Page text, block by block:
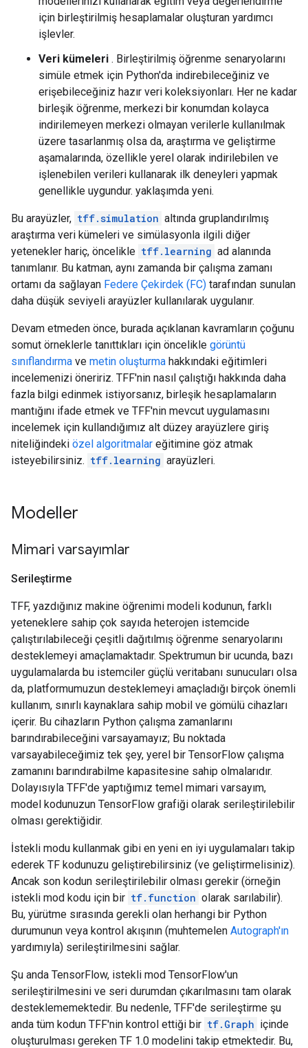
için birleştirilmiş hesaplamalar oluşturan yardımcı
işlevler.
Veri kümeleri . Birleştirilmiş öğrenme senaryolarını
simüle etmek için Python'da indirebileceğiniz ve
erişebileceğiniz hazır veri koleksiyonları. Her ne kadar
birleşik öğrenme, merkezi bir konumdan kolayca
indirilemeyen merkezi olmayan verilerle kullanılmak
üzere tasarlanmış olsa da, araştırma ve geliştirme
aşamalarında, özellikle yerel olarak indirilebilen ve
işlenebilen verileri kullanarak ilk deneyleri yapmak
genellikle uygundur. yaklaşımda yeni.
Bu arayüzler, tff.simulation altında gruplandırılmış
araştırma veri kümeleri ve simülasyonla ilgili diğer
yetenekler hariç, öncelikle tff.learning ad alanında
tanımlanır. Bu katman, aynı zamanda bir çalışma zamanı
ortamı da sağlayan Federe Çekirdek (FC) tarafından sunulan
daha düşük seviyeli arayüzler kullanılarak uygulanır.
Devam etmeden önce, burada açıklanan kavramların çoğunu
somut örneklerle tanıttıkları için öncelikle görüntü
sınıflandırma ve metin oluşturma hakkındaki eğitimleri
incelemenizi öneririz. TFF'nin nasıl çalıştığı hakkında daha
fazla bilgi edinmek istiyorsanız, birleşik hesaplamaların
mantığını ifade etmek ve TFF'nin mevcut uygulamasını
incelemek için kullandığımız alt düzey arayüzlere giriş
niteliğindeki özel algoritmalar eğitimine göz atmak
isteyebilirsiniz. tff.learning arayüzleri.
Modeller
Mimari varsayımlar
Serileştirme
TFF, yazdığınız makine öğrenimi modeli kodunun, farklı
yeteneklere sahip çok sayıda heterojen istemcide
çalıştırılabileceği çeşitli dağıtılmış öğrenme senaryolarını
desteklemeyi amaçlamaktadır. Spektrumun bir ucunda, bazı
uygulamalarda bu istemciler güçlü veritabanı sunucuları olsa
da, platformumuzun desteklemeyi amaçladığı birçok önemli
kullanım, sınırlı kaynaklara sahip mobil ve gömülü cihazları
içerir. Bu cihazların Python çalışma zamanlarını
barındırabileceğini varsayamayız; Bu noktada
varsayabileceğimiz tek şey, yerel bir TensorFlow çalışma
zamanını barındırabilme kapasitesine sahip olmalarıdır.
Dolayısıyla TFF'de yaptığımız temel mimari varsayım,
model kodunuzun TensorFlow grafiği olarak serileştirilebilir
olması gerektiğidir.
İstekli modu kullanmak gibi en yeni en iyi uygulamaları takip
ederek TF kodunuzu geliştirebilirsiniz (ve geliştirmelisiniz).
Ancak son kodun serileştirilebilir olması gerekir (örneğin
istekli mod kodu için bir tf.function olarak sarılabilir).
Bu, yürütme sırasında gerekli olan herhangi bir Python
durumunun veya kontrol akışının (muhtemelen Autograph'ın
yardımıyla) serileştirilmesini sağlar.
Şu anda TensorFlow, istekli mod TensorFlow'un
serileştirilmesini ve seri durumdan çıkarılmasını tam olarak
desteklememektedir. Bu nedenle, TFF'de serileştirme şu
anda tüm kodun TFF'nin kontrol ettiği bir tf.Graph içinde
oluşturulması gereken TF 1.0 modelini takip etmektedir. Bu,